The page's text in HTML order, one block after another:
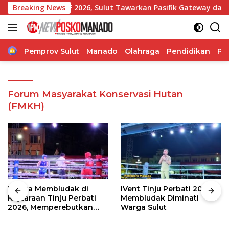
Langsung
ke
konten
Breaking News
di NISF 2026, Sulut Tawarkan Pasifik Gateway dan
Home
Pemprov Sulut Manado Olahraga Pendidikan
Forum Masyarakat Konservasi Hutan
(FMKH)
Warga Membludak di
Kejuaraan Tinju Perbati
2026, Memperebutkan
IVent Tinju Perbati 2026
Membludak Diminati
Warga Sulut